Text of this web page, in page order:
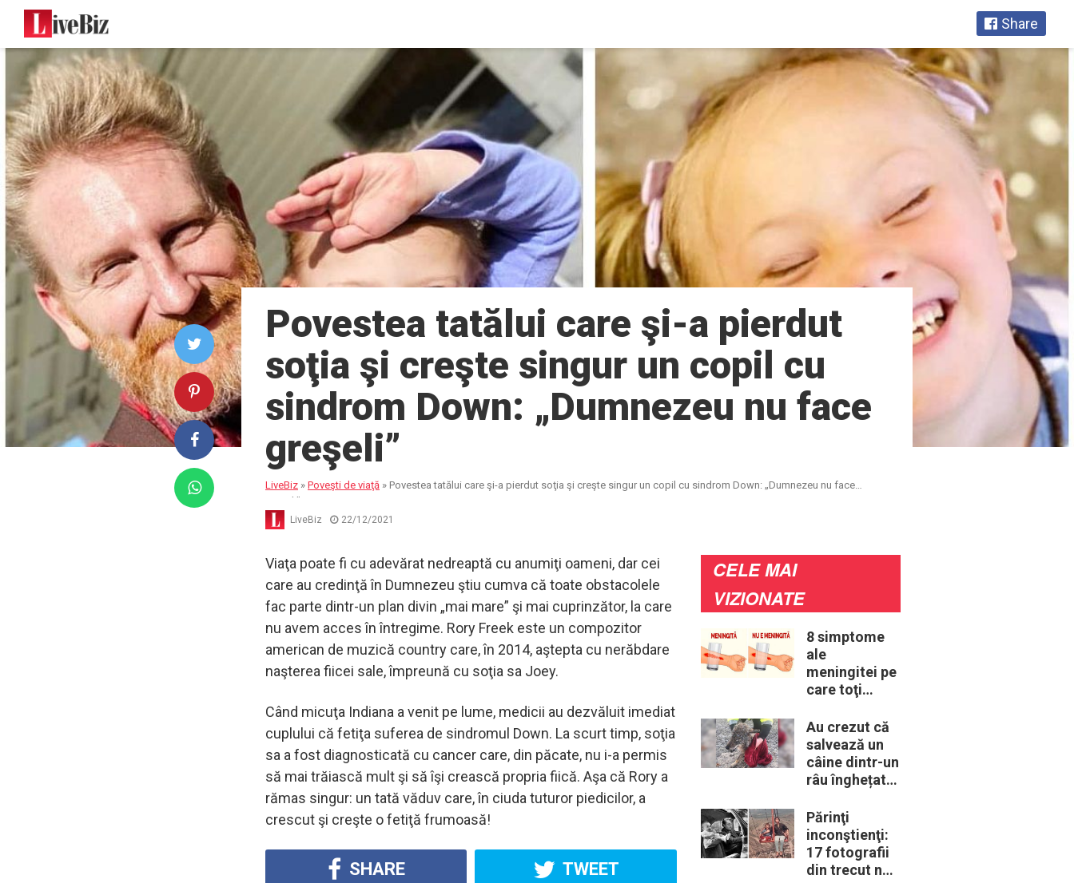
Share
Povestea tatălui care şi-a pierdut
soţia şi creşte singur un copil cu
sindrom Down: „Dumnezeu nu face
greşeli”
LiveBiz » Poveşti de viaţă » Povestea tatălui care şi-a pierdut soţia şi creşte singur un copil cu sindrom Down: „Dumnezeu nu face
greşeli”
LiveBiz 22/12/2021
Viaţa poate fi cu adevărat nedreaptă cu anumiţi oameni, dar cei
care au credinţă în Dumnezeu ştiu cumva că toate obstacolele
fac parte dintr-un plan divin „mai mare” şi mai cuprinzător, la care
nu avem acces în întregime. Rory Freek este un compozitor
american de muzică country care, în 2014, aştepta cu nerăbdare
naşterea fiicei sale, împreună cu soţia sa Joey.
Când micuţa Indiana a venit pe lume, medicii au dezvăluit imediat
cuplului că fetiţa suferea de sindromul Down. La scurt timp, soţia
sa a fost diagnosticată cu cancer care, din păcate, nu i-a permis
să mai trăiască mult şi să îşi crească propria fiică. Aşa că Rory a
rămas singur: un tată văduv care, în ciuda tuturor piedicilor, a
crescut şi creşte o fetiţă frumoasă!
SHARE TWEET
CELE MAI
VIZIONATE
8 simptome
ale
meningitei pe
care toţi
trebui să le
cunoască
Au crezut că
salvează un
câine dintr-un
râu înghețat:
descoperă că
de fapt era un
lup
Părinţi
inconştienţi:
17 fotografii
din trecut ne